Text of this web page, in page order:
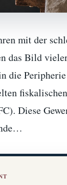
mit der
das Bild
die
Diese